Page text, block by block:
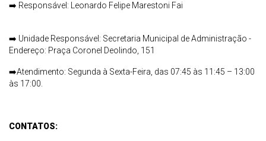
➡️ Responsável: Leonardo Felipe Marestoni Fai
➡️ Unidade Responsável: Secretaria Municipal de Administração -
Endereço: Praça Coronel Deolindo, 151
➡️Atendimento: Segunda à Sexta-Feira, das 07:45 às 11:45 – 13:00
às 17:00.
CONTATOS: